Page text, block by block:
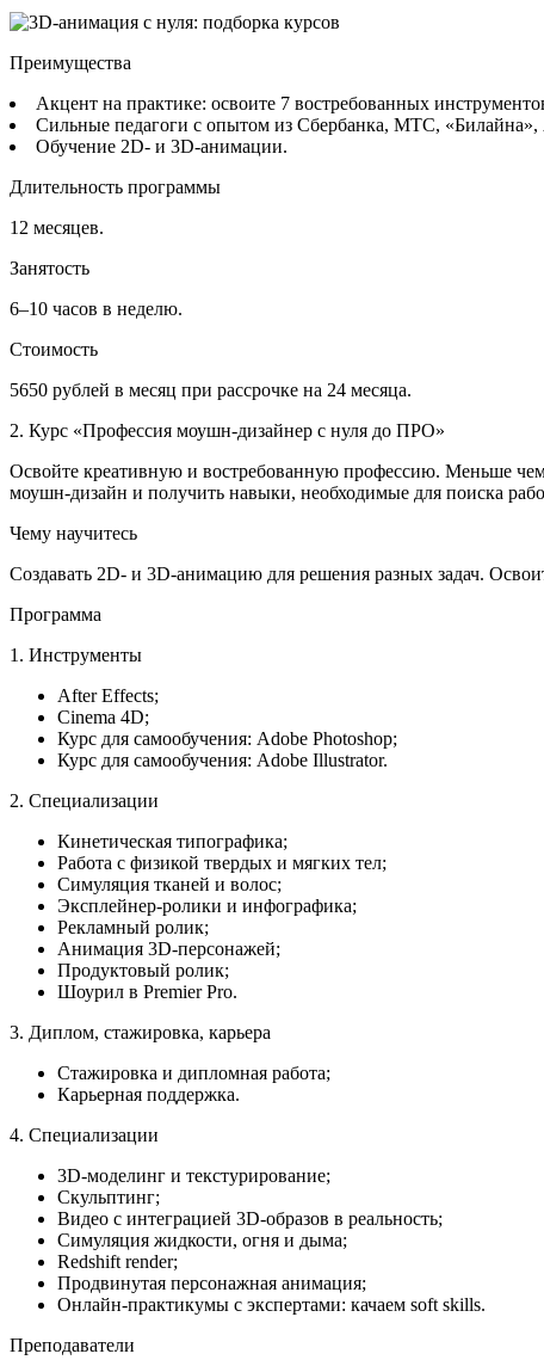
Преимущества
Акцент на практике: освоите 7 востребованных
Сильные педагоги с опытом из Сбербанка, МТС, «‎Билайна»,
Обучение 2D- и 3D-анимации.
Длительность программы
12 месяцев.
Занятость
6–10 часов в неделю.
Стоимость
5650 рублей в месяц при рассрочке на 24 месяца.
2. Курс «Профессия моушн-дизайнер с нуля до ПРО»
Освойте креативную и востребованную профессию. Меньше чем
моушн-дизайн и получить навыки, необходимые для поиска
Чему научитесь
Создавать 2D- и 3D-анимацию для решения разных задач.
Программа
1. Инструменты
After Effects;
Cinema 4D;
Курс для самообучения: Adobe Photoshop;
Курс для самообучения: Adobe Illustrator.
2. Специализации
Кинетическая типографика;
Работа с физикой твердых и мягких тел;
Симуляция тканей и волос;
Эксплейнер-ролики и инфографика;
Рекламный ролик;
Анимация 3D-персонажей;
Продуктовый ролик;
Шоурил в Premier Pro.
3. Диплом, стажировка, карьера
Стажировка и дипломная работа;
Карьерная поддержка.
4. Специализации
3D-моделинг и текстурирование;
Скульптинг;
Видео с интеграцией 3D-образов в реальность;
Симуляция жидкости, огня и дыма;
Redshift render;
Продвинутая персонажная анимация;
Онлайн-практикумы с экспертами: качаем soft skills.
Преподаватели